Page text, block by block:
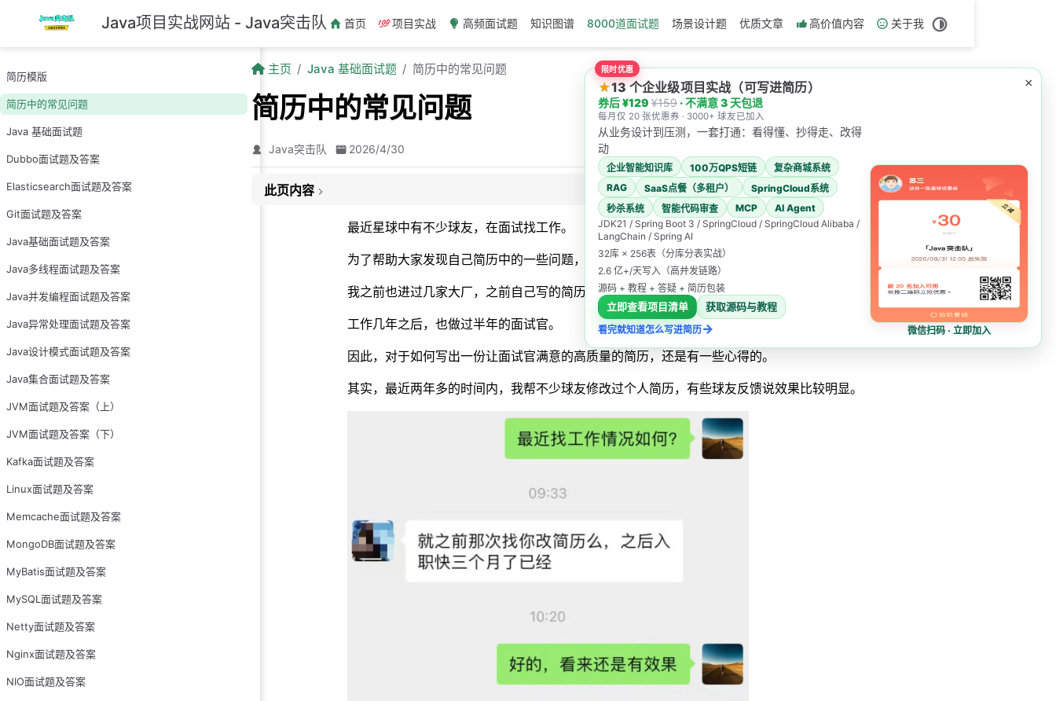
跳至主要內容 Java项目实战网站 - Java突击队 首页 项目实战 高频面试题 知识图谱 8000道面试题 场景设计题 优质文章 高价值内容 关于我
简历模版
简历中的常见问题
Java 基础面试题
Dubbo面试题及答案
Elasticsearch面试题及答案
Git面试题及答案
Java基础面试题及答案
Java多线程面试题及答案
Java并发编程面试题及答案
Java异常处理面试题及答案
Java设计模式面试题及答案
Java集合面试题及答案
JVM面试题及答案（上）
JVM面试题及答案（下）
Kafka面试题及答案
Linux面试题及答案
Memcache面试题及答案
MongoDB面试题及答案
MyBatis面试题及答案
MySQL面试题及答案
Netty面试题及答案
Nginx面试题及答案
NIO面试题及答案
主页 Java 基础面试题 简历中的常见问题
简历中的常见问题
Java突击队 2026/4/30
此页内容
问题2：简历中是不是写的项目越多越好？
问题3：简历中写多少个项目经验比较合适？
最近星球中有不少球友，在面试找工作。
为了帮助大家发现自己简历中的一些问题，写出一份高质量的求职简历，苏三特地写了这篇文章。
我之前也进过几家大厂，之前自己写的简历，还是得到了很多大厂面试官和HR的认可的。
工作几年之后，也做过半年的面试官。
因此，对于如何写出一份让面试官满意的高质量的简历，还是有一些心得的。
其实，最近两年多的时间内，我帮不少球友修改过个人简历，有些球友反馈说效果比较明显。
×
限时优惠
★13 个企业级项目实战（可写进简历）
券后 ¥129 ¥159· 不满意 3 天包退
每月仅 20 张优惠券 · 3000+ 球友已加入
从业务设计到压测，一套打通：看得懂、抄得走、改得
动
企业智能知识库 100万QPS短链
复杂商城系统
RAG
SaaS点餐（多租户）
SpringCloud系统
秒杀系统
智能代码审查 MCP
AI Agent
JDK21 / Spring Boot 3 / SpringCloud / SpringCloud Alibaba /
LangChain / Spring AI
32库 × 256表（分库分表实战）
2.6 亿+/天写入（高并发链路）
源码 + 教程 + 答疑 + 简历包装
立即查看项目清单
获取源码与教程
看完就知道怎么写进简历→ 微信扫码 · 立即加入